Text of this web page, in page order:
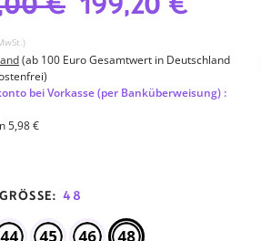
(ab 100 Euro Gesamtwert in Deutschland
bei Vorkasse (per Banküberweisung) :
5,98 €
48